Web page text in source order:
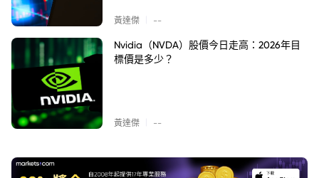
黃達傑 --
Nvidia（NVDA）股價今日走高：2026年目
標價是多少？
黃達傑 --